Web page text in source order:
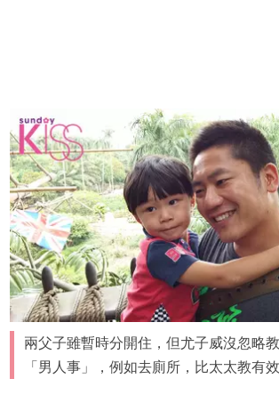
兩父子雖暫時分開住，但尤子威沒忽略
「男人事」，例如去廁所，比太太教有效